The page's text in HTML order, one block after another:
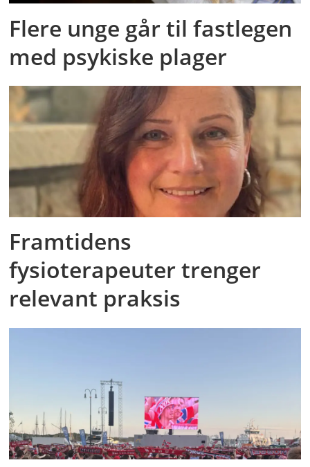
Flere unge går til fastlegen
med psykiske plager
Framtidens
fysioterapeuter trenger
relevant praksis